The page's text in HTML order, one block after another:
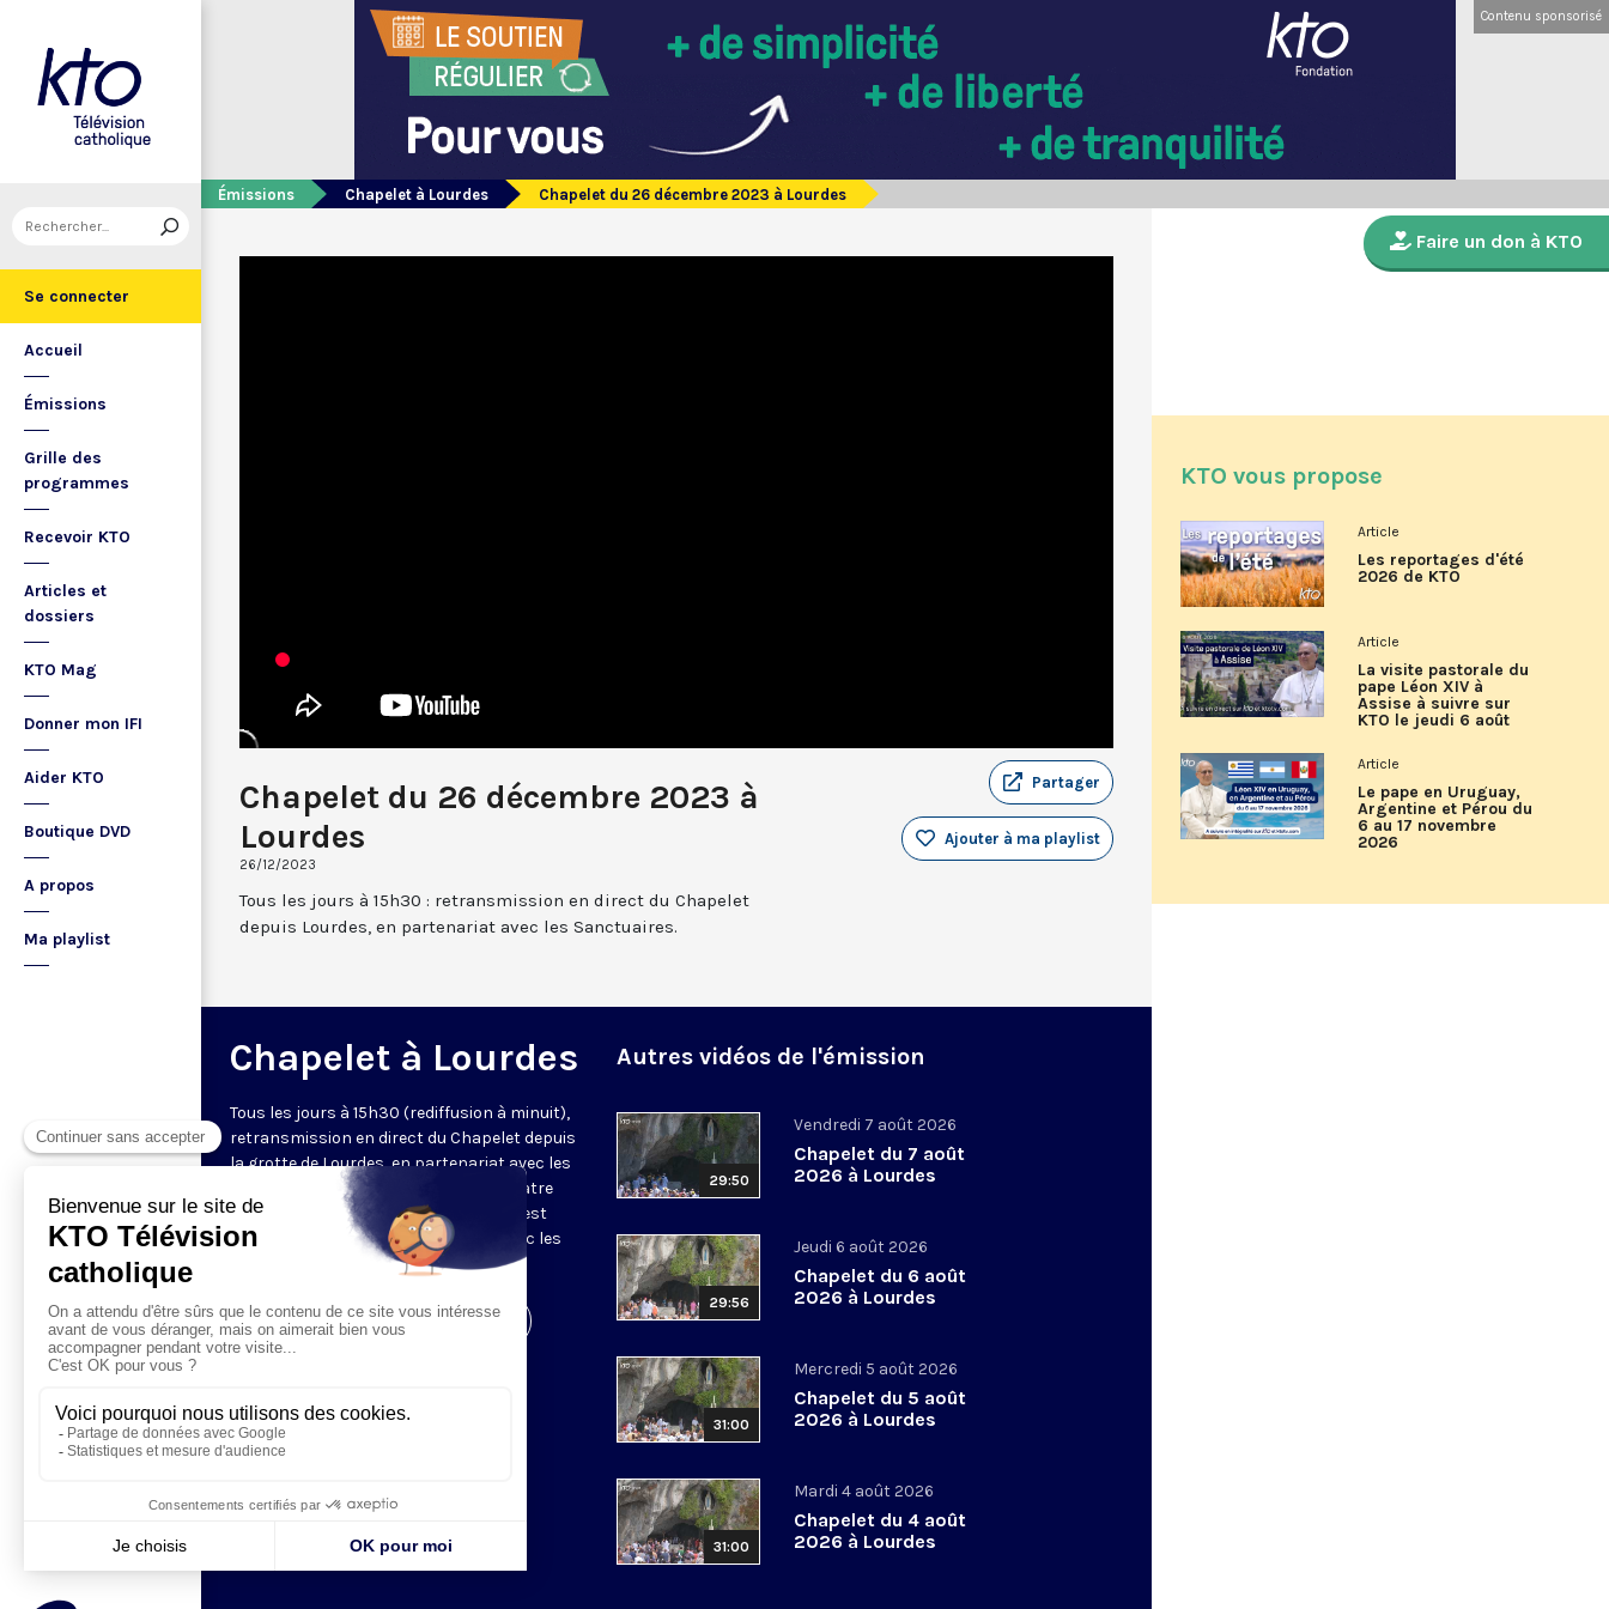
Se connecter
Accueil
Émissions
Grille des
programmes
Recevoir KTO
Articles et
dossiers
KTO Mag
Donner mon IFI
Aider KTO
Boutique DVD
A propos
Ma playlist
Contenu sponsorisé
Émissions Chapelet à Lourdes Chapelet du 26 décembre 2023 à Lourdes
Chapelet du 26 décembre 2023 à
Lourdes
26/12/2023
Partager
Ajouter à ma playlist
Tous les jours à 15h30 : retransmission en direct du Chapelet
depuis Lourdes, en partenariat avec les Sanctuaires.
Chapelet à Lourdes
Tous les jours à 15h30 (rediffusion à minuit),
retransmission en direct du Chapelet depuis
la grotte de Lourdes, en partenariat avec les
Sanctuaires. Chaque jour, l'une des quatre
méditations des mystères du Rosaire est
proposée en communion de prière avec les
Visiter la page de l'émission
Autres vidéos de l'émission
29:50
Vendredi 7 août 2026
Chapelet du 7 août
2026 à Lourdes
29:56
Jeudi 6 août 2026
Chapelet du 6 août
2026 à Lourdes
31:00
Mercredi 5 août 2026
Chapelet du 5 août
2026 à Lourdes
31:00
Mardi 4 août 2026
Chapelet du 4 août
2026 à Lourdes
Faire un don à KTO
KTO vous propose
Article
Les reportages d'été
2026 de KTO
Article
La visite pastorale du
pape Léon XIV à
Assise à suivre sur
KTO le jeudi 6 août
Article
Le pape en Uruguay,
Argentine et Pérou du
6 au 17 novembre
2026